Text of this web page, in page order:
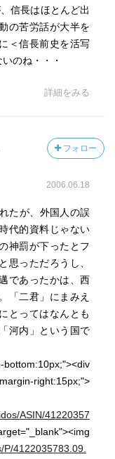
信長はほとんど出
の苦労話が大半を
＜信長前史を活写
のね・・・
詳細をみる
フォロー
2006.06.18
たが、外国人の誤
代的資料じゃない
神罰が下ったとフ
思っただろうし、
であったかは、西
「二君」にまみえ
とってはなんとも
河内」という国で
right:15px;">
ASIN/41220357
4122035783.09.